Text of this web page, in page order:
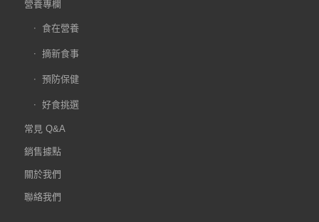
營養專欄
食在營養
摘新食事
預防保健
好食挑選
常見 Q&A
銷售據點
關於我們
聯絡我們